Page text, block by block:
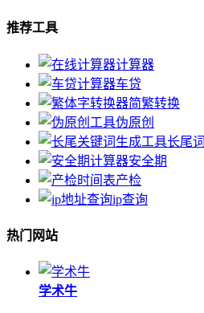
推荐工具
计算器
车贷
简繁转换
伪原创
长尾词
安全期
产检
ip查询
热门网站
学术牛